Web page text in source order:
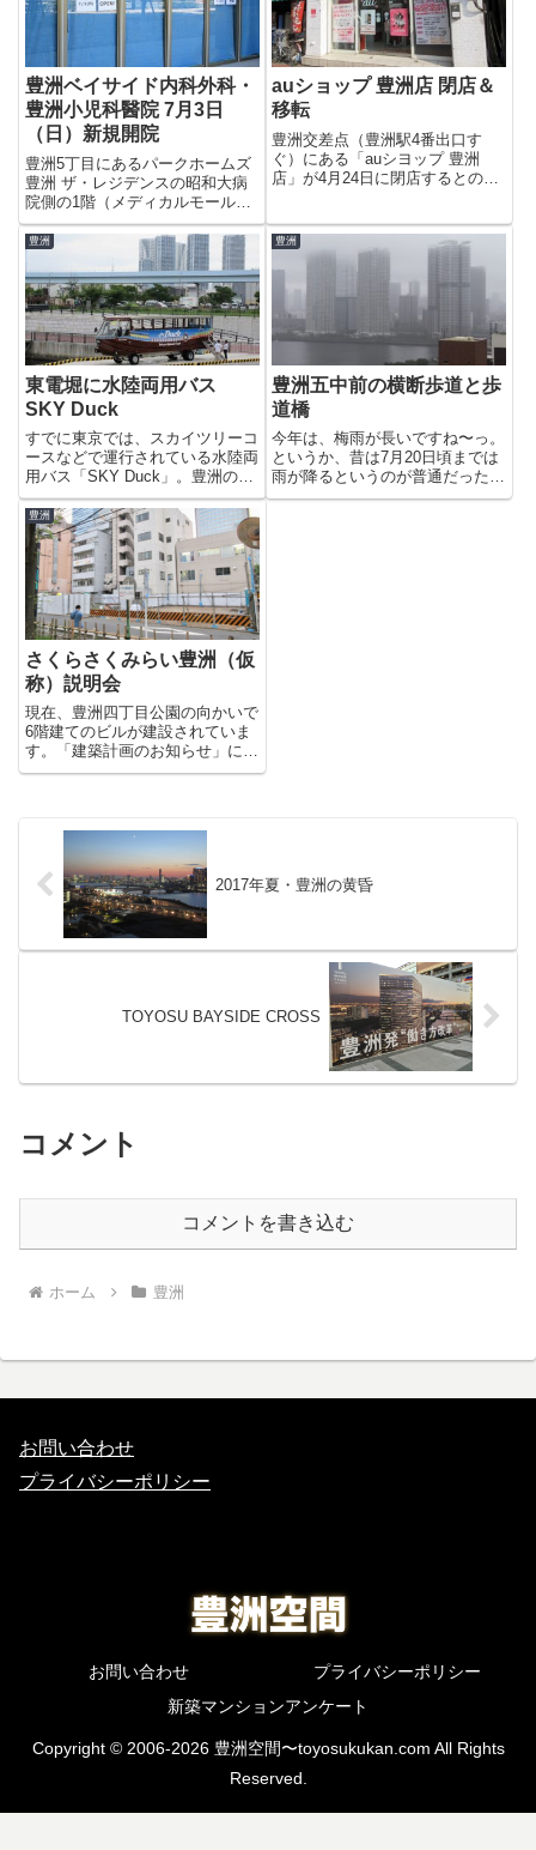
豊洲ベイサイド内科外科・
豊洲小児科醫院 7月3日
（日）新規開院
豊洲5丁目にあるパークホームズ
豊洲 ザ・レジデンスの昭和大病
院側の1階（メディカルモール豊
洲）に7月3日（日）2つの病院が
オープンします。豊洲ベイサイド
内科外科と豊洲小児科醫院です。
7月1日（土）と2日（日）には、
内覧会が開かれる予定のよう...
auショップ 豊洲店 閉店＆
移転
豊洲交差点（豊洲駅4番出口す
ぐ）にある「auシヨップ 豊洲
店」が4月24日に閉店するとの張
場店に移るそうです。まあ、au
ショップってららぽーと豊洲にも
ありますしね〜っ。気になる...
豊洲
東電堀に水陸両用バス
SKY Duck
すでに東京では、スカイツリーコ
ースなどで運行されている水陸両
用バス「SKY Duck」。豊洲の東
電堀からお台場のコースが運行さ
れる予定のようですが先日、試運
転のバスが東電堀に停まっていま
した。いよいよかな〜っ。暑い夏
のうちに運行が開始される...
豊洲
豊洲五中前の横断歩道と歩
道橋
今年は、梅雨が長いですね〜っ。
というか、昔は7月20日頃までは
雨が降るというのが普通だったと
思うのでこれが通常通りなのかも
豊洲
さくらさくみらい豊洲（仮
称）説明会
現在、豊洲四丁目公園の向かいで
6階建てのビルが建設されていま
す。「建築計画のお知らせ」に用
途として「保育所」とあったので
開園するそうです。2019年10月
12日(土)に月島で説...
2017年夏・豊洲の黄昏
TOYOSU BAYSIDE CROSS
コメント
コメントを書き込む
ホーム 豊洲
お問い合わせ
プライバシーポリシー
お問い合わせ
プライバシーポリシー
新築マンションアンケート
Copyright © 2006-2026 豊洲空間〜toyosukukan.com All Rights
Reserved.